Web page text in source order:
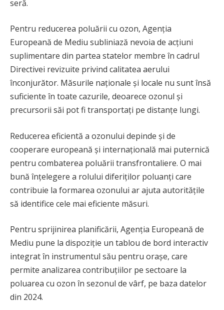
seră.
Pentru reducerea poluării cu ozon, Agenția
Europeană de Mediu subliniază nevoia de acțiuni
suplimentare din partea statelor membre în cadrul
Directivei revizuite privind calitatea aerului
înconjurător. Măsurile naționale și locale nu sunt însă
suficiente în toate cazurile, deoarece ozonul și
precursorii săi pot fi transportați pe distanțe lungi.
Reducerea eficientă a ozonului depinde și de
cooperare europeană și internațională mai puternică
pentru combaterea poluării transfrontaliere. O mai
bună înțelegere a rolului diferiților poluanți care
contribuie la formarea ozonului ar ajuta autoritățile
să identifice cele mai eficiente măsuri.
Pentru sprijinirea planificării, Agenția Europeană de
Mediu pune la dispoziție un tablou de bord interactiv
integrat în instrumentul său pentru orașe, care
permite analizarea contribuțiilor pe sectoare la
poluarea cu ozon în sezonul de vârf, pe baza datelor
din 2024.